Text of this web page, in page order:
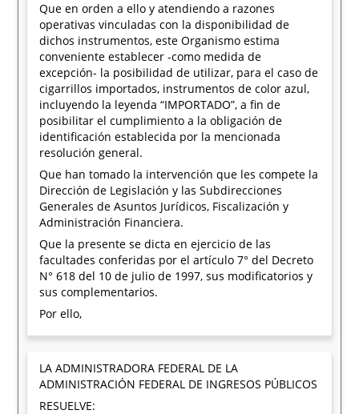
Que en orden a ello y atendiendo a razones
operativas vinculadas con la disponibilidad de
dichos instrumentos, este Organismo estima
conveniente establecer -como medida de
excepción- la posibilidad de utilizar, para el caso de
cigarrillos importados, instrumentos de color azul,
incluyendo la leyenda “IMPORTADO”, a fin de
posibilitar el cumplimiento a la obligación de
identificación establecida por la mencionada
resolución general.
Que han tomado la intervención que les compete la
Dirección de Legislación y las Subdirecciones
Generales de Asuntos Jurídicos, Fiscalización y
Administración Financiera.
Que la presente se dicta en ejercicio de las
facultades conferidas por el artículo 7° del Decreto
N° 618 del 10 de julio de 1997, sus modificatorios y
sus complementarios.
Por ello,
LA ADMINISTRADORA FEDERAL DE LA
ADMINISTRACIÓN FEDERAL DE INGRESOS PÚBLICOS
RESUELVE: